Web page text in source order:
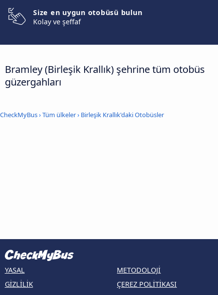
Size en uygun otobüsü bulun
Kolay ve şeffaf
Bramley (Birleşik Krallık) şehrine tüm otobüs
güzergahları
CheckMyBus›Tüm ülkeler› Birleşik Krallık'daki Otobüsler
YASAL
GIZLILIK
METODOLOJI
ÇEREZ POLITIKASI